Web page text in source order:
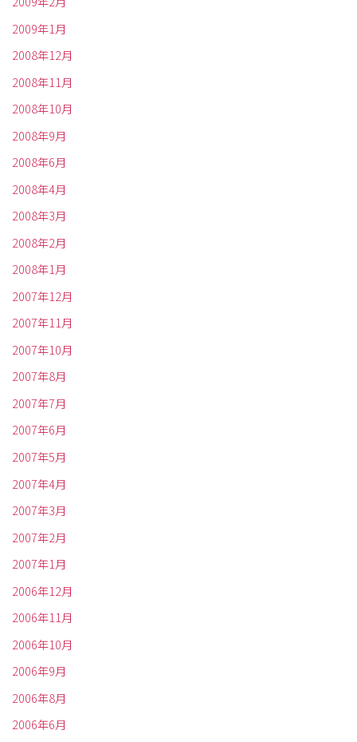
2009年1月
2008年12月
2008年11月
2008年10月
2008年9月
2008年6月
2008年4月
2008年3月
2008年2月
2008年1月
2007年12月
2007年11月
2007年10月
2007年8月
2007年7月
2007年6月
2007年5月
2007年4月
2007年3月
2007年2月
2007年1月
2006年12月
2006年11月
2006年10月
2006年9月
2006年8月
2006年6月